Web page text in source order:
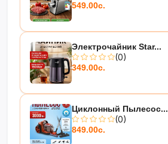
549.00с.
Электрочайник Star...
(0)
349.00с.
Циклонный Пылесос...
(0)
849.00с.